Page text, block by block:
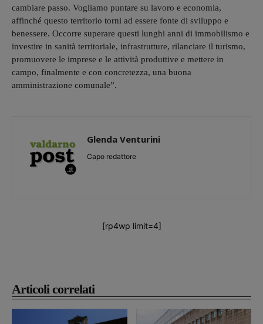
Articoli correlati
cambiare passo. Vogliamo puntare su lavoro e economia,
affinché questo territorio torni ad essere fonte di sviluppo e
benessere. Occorre superare questi lunghi anni di immobilismo e
investire in sanità territoriale, infrastrutture, rilanciare il turismo,
promuovere le imprese e le attività produttive e mettere in
campo, finalmente e con concretezza, una buona
amministrazione comunale”.
Glenda Venturini
Capo redattore
[rp4wp limit=4]